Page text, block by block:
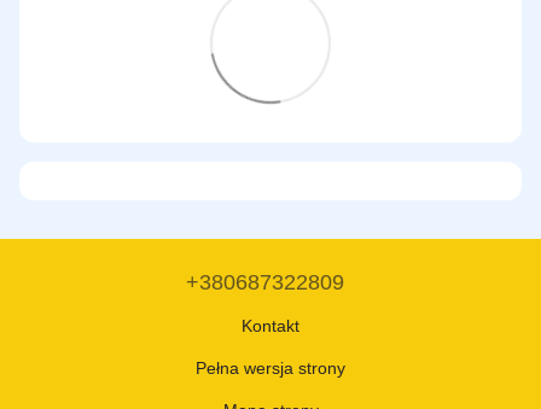
+380687322809
Kontakt
Pełna wersja strony